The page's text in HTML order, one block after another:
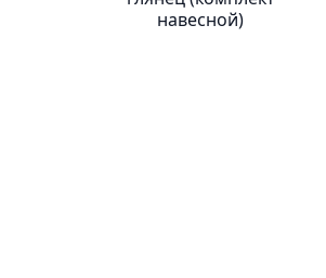
навесной)